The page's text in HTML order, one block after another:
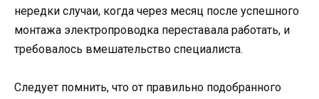
нередки случаи, когда через месяц после успешного
монтажа электропроводка переставала работать, и
требовалось вмешательство специалиста.
Следует помнить, что от правильно подобранного